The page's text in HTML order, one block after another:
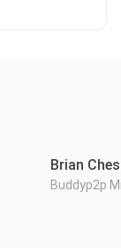
Brian
Buddyp2p